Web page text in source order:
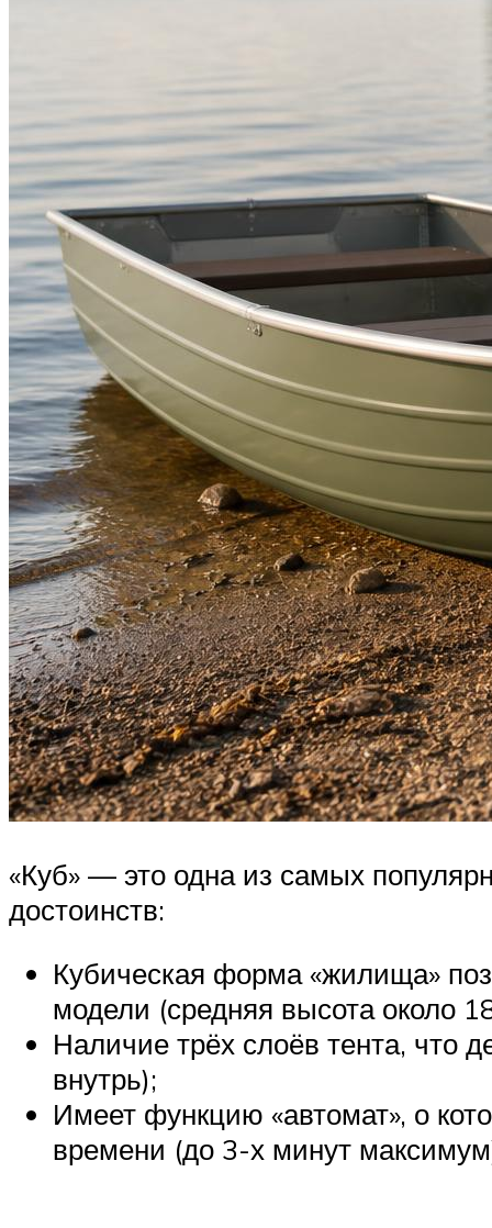
«Куб» — это одна из самых
достоинств:
Кубическая форма «жилища»
модели (средняя высота около
Наличие трёх слоёв тента, что
внутрь);
Имеет функцию «автомат», о
времени (до 3-х минут